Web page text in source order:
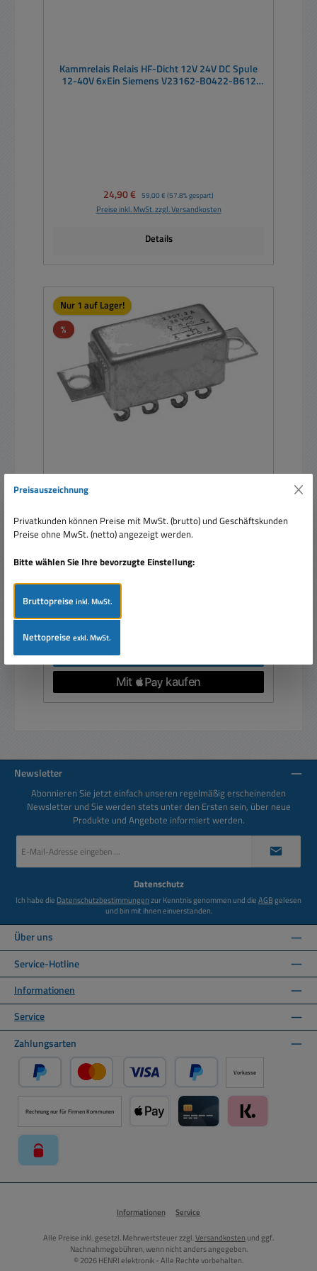
Kammrelais Relais HF-Dicht 12V 24V DC Spule
12-40V 6xEin Siemens V23162-B0422-B612
Verkaufspreis:
24,90 € Regulärer Preis:
59,00 € (57.8% gespart)
Preise inkl. MwSt. zzgl. Versandkosten
Details
Nur 1 auf Lager!
%Rabatt
Verkaufspreis:
14,40 €
Preise inkl. MwSt. zzgl. Versandkosten
Newsletter
Abonnieren Sie jetzt einfach unseren regelmäßig erscheinenden
Newsletter und Sie werden stets unter den Ersten sein, über neue
Produkte und Angebote informiert werden.
Mail-
Datenschutz
Ich habe die Datenschutzbestimmungenzur Kenntnis genommen und dieAGBgelesen
und bin mit ihnen einverstanden.
Über uns
Service-Hotline
Informationen
Service
Zahlungsarten
PayPal Kredit- oder Debitkarte über PayPal
Später Bezahlen über PayPal
Vorkasse
Rechnung nur für Firmen Kommunen
Informationen Service
Alle Preise inkl. gesetzl. Mehrwertsteuer zzgl.Versandkosten und ggf.
Nachnahmegebühren, wenn nicht anders angegeben.
© 2026 HENRI elektronik - Alle Rechte vorbehalten.
Preisauszeichnung
Privatkunden können Preise mit MwSt. (brutto) und Geschäftskunden
Preise ohne MwSt. (netto) angezeigt werden.
Bitte wählen Sie Ihre bevorzugte Einstellung:
Bruttopreiseinkl. MwSt.
Nettopreiseexkl. MwSt.